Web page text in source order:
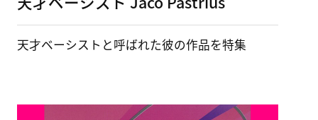
天才ベーシストと呼ばれた彼の作品を特集